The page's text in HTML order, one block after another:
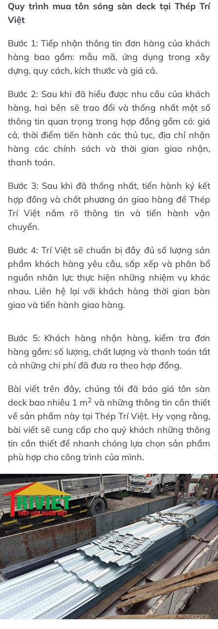
Quy trình mua tôn sóng sàn deck tại Thép Trí
Việt
Bước 1: Tiếp nhận thông tin đơn hàng của khách
hàng bao gồm: mẫu mã, ứng dụng trong xây
dựng, quy cách, kích thước và giá cả.
Bước 2: Sau khi đã hiểu được nhu cầu của khách
hàng, hai bên sẽ trao đổi và thống nhất một số
thông tin quan trọng trong hợp đồng gồm có: giá
cả, thời điểm tiến hành các thủ tục, địa chỉ nhận
hàng các chính sách và thời gian giao nhận,
thanh toán.
Bước 3: Sau khi đã thống nhất, tiến hành ký kết
hợp đồng và chốt phương án giao hàng để Thép
Trí Việt nắm rõ thông tin và tiến hành vận
chuyển.
Bước 4: Trí Việt sẽ chuẩn bị đầy đủ số lượng sản
phẩm khách hàng yêu cầu, sắp xếp và phân bổ
nguồn nhân lực thực hiện những nhiệm vụ khác
nhau. Liên hệ lại với khách hàng thời gian bàn
giao và tiến hành giao hàng.
Bước 5: Khách hàng nhận hàng, kiểm tra đơn
hàng gồm: số lượng, chất lượng và thanh toán tất
cả những chi phí đã đưa ra theo hợp đồng.
Bài viết trên đây, chúng tôi đã báo giá tôn sàn
deck bao nhiêu 1 m2 và những thông tin cần thiết
về sản phẩm này tại Thép Trí Việt. Hy vọng rằng,
bài viết sẽ cung cấp cho quý khách những thông
tin cần thiết để nhanh chóng lựa chọn sản phẩm
phù hợp cho công trình của mình.